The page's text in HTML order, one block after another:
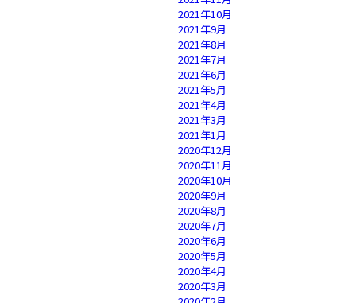
2021年10月
2021年9月
2021年8月
2021年7月
2021年6月
2021年5月
2021年4月
2021年3月
2021年1月
2020年12月
2020年11月
2020年10月
2020年9月
2020年8月
2020年7月
2020年6月
2020年5月
2020年4月
2020年3月